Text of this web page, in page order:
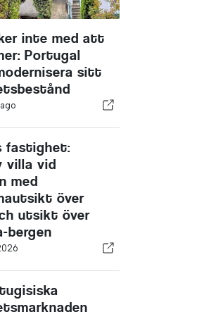
inte med att
Portugal
sitt
fastighet:
villa vid
med
över
utsikt över
bergen